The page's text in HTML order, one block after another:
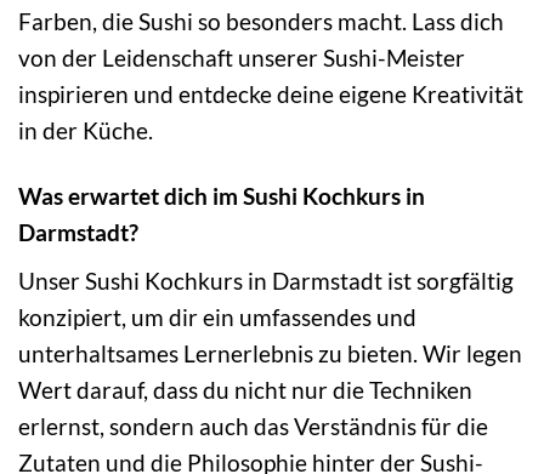
Farben, die Sushi so besonders macht. Lass dich
von der Leidenschaft unserer Sushi-Meister
inspirieren und entdecke deine eigene Kreativität
in der Küche.
Was erwartet dich im Sushi Kochkurs in
Darmstadt?
Unser Sushi Kochkurs in Darmstadt ist sorgfältig
konzipiert, um dir ein umfassendes und
unterhaltsames Lernerlebnis zu bieten. Wir legen
Wert darauf, dass du nicht nur die Techniken
erlernst, sondern auch das Verständnis für die
Zutaten und die Philosophie hinter der Sushi-